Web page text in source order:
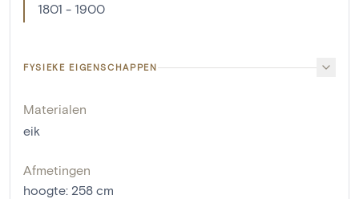
1801 - 1900
FYSIEKE EIGENSCHAPPEN
Materialen
eik
Afmetingen
hoogte: 258 cm